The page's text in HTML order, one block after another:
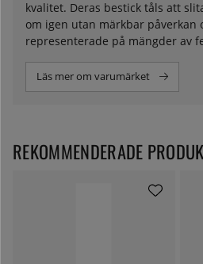
kvalitet. Deras bestick tåls att
om igen utan märkbar påverkan
representerade på mängder av
Läs mer om varumärket
REKOMMENDERADE